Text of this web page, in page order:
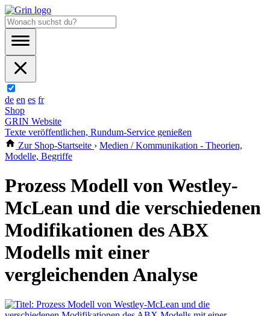
de en es fr
Shop
GRIN Website
Texte veröffentlichen, Rundum-Service genießen
Zur Shop-Startseite › Medien / Kommunikation - Theorien,
Modelle, Begriffe
Prozess Modell von Westley-
McLean und die verschiedenen
Modifikationen des ABX
Modells mit einer
vergleichenden Analyse